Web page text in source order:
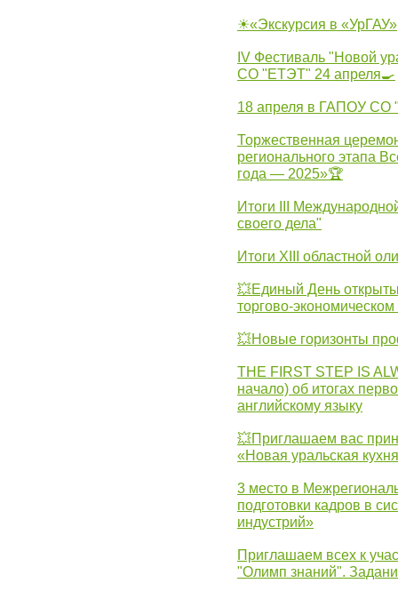
☀«Экскурсия в «УрГАУ»
IV Фестиваль "Новой
СО "ЕТЭТ" 24 апреля🍳
18 апреля в ГАПОУ СО
Торжественная
регионального этапа
года — 2025»🏆
Итоги III
своего дела"
Итоги XIII областной
💥Единый День
торгово-
💥Новые горизонты
THE FIRST STEP IS
начало) об итогах
английскому языку
💥Приглашаем вас
«Новая уральская
3 место в
подготовки кадров в
индустрий»
Приглашаем всех к
"Олимп знаний".